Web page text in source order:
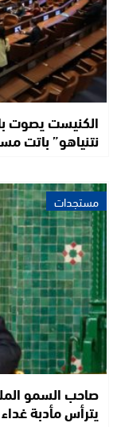
الكنيست يصوت
نتنياهو” باتت
مستجدات
صاحب السمو
يترأس مأدبة